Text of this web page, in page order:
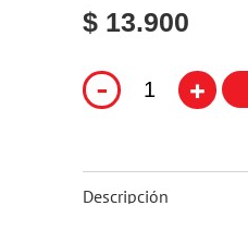
$ 13.900
- +
Descripción